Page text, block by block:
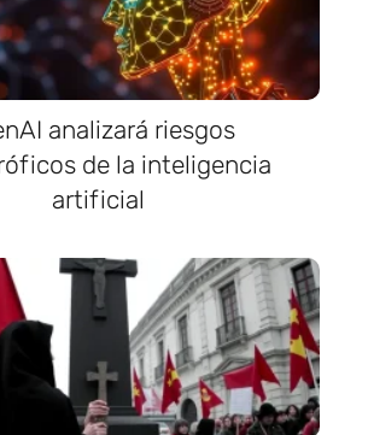
analizará riesgos
de la inteligencia
artificial